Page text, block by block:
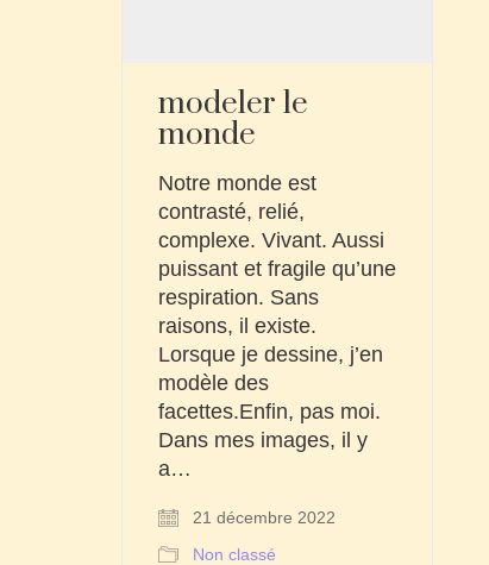
modeler le
monde
Notre monde est
contrasté, relié,
complexe. Vivant. Aussi
puissant et fragile qu’une
respiration. Sans
raisons, il existe.
Lorsque je dessine, j’en
modèle des
facettes.Enfin, pas moi.
Dans mes images, il y
a…
21 décembre 2022
Non classé